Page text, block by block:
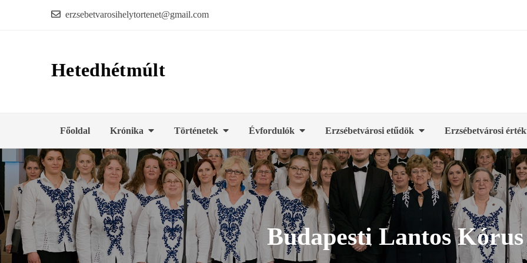
erzsebetvarosihelytortenet@gmail.com
Hetedhétmúlt
Főoldal Krónika Történetek Évfordulók Erzsébetvárosi etűdök Erzsébetvárosi
Budapesti Lantos Kórus